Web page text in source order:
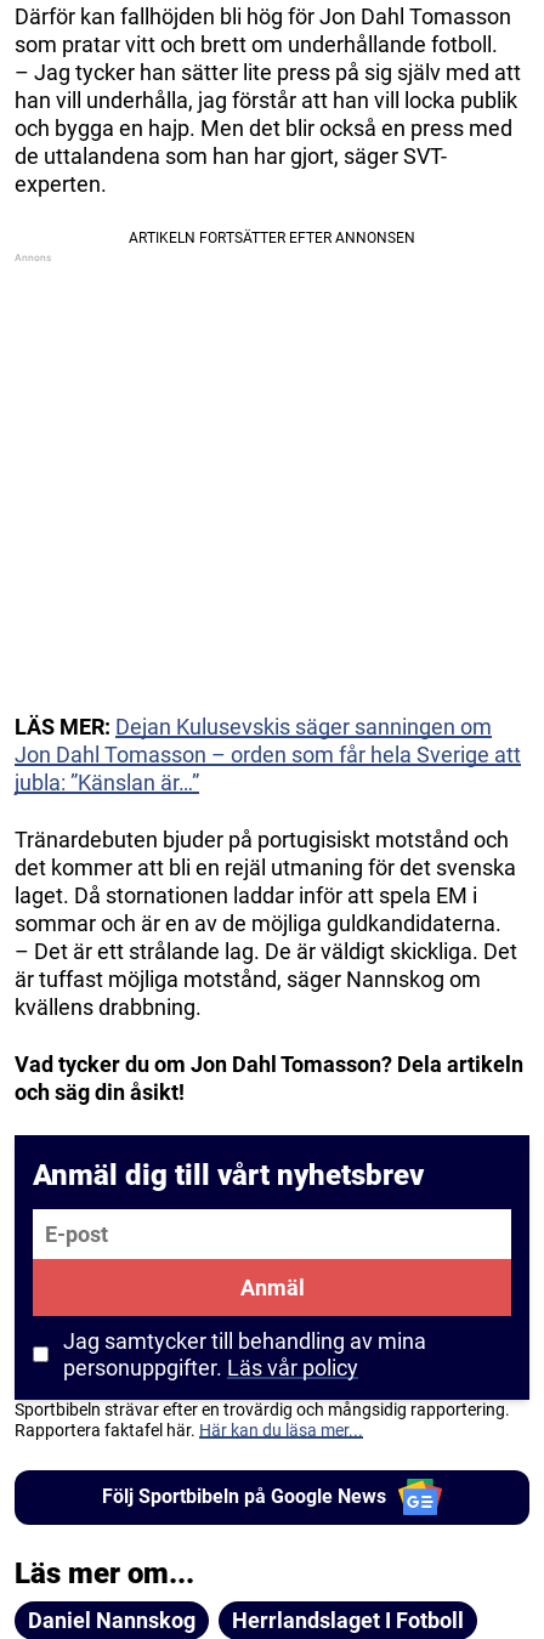
Därför kan fallhöjden bli hög för Jon Dahl Tomasson
som pratar vitt och brett om underhållande fotboll.
– Jag tycker han sätter lite press på sig själv med att
han vill underhålla, jag förstår att han vill locka publik
och bygga en hajp. Men det blir också en press med
de uttalandena som han har gjort, säger SVT-
experten.
LÄS MER: Dejan Kulusevskis säger sanningen om
Jon Dahl Tomasson – orden som får hela Sverige att
jubla: ”Känslan är…”
Tränardebuten bjuder på portugisiskt motstånd och
det kommer att bli en rejäl utmaning för det svenska
laget. Då stornationen laddar inför att spela EM i
sommar och är en av de möjliga guldkandidaterna.
– Det är ett strålande lag. De är väldigt skickliga. Det
är tuffast möjliga motstånd, säger Nannskog om
kvällens drabbning.
Vad tycker du om Jon Dahl Tomasson? Dela artikeln
och säg din åsikt!
Anmäl dig till vårt nyhetsbrev
E-post
Anmäl
Jag samtycker till behandling av mina
personuppgifter. Läs vår policy
Sportbibeln strävar efter en trovärdig och mångsidig rapportering.
Rapportera faktafel här. Här kan du läsa mer...
Följ Sportbibeln på Google News
Läs mer om...
Daniel Nannskog Herrlandslaget I Fotboll